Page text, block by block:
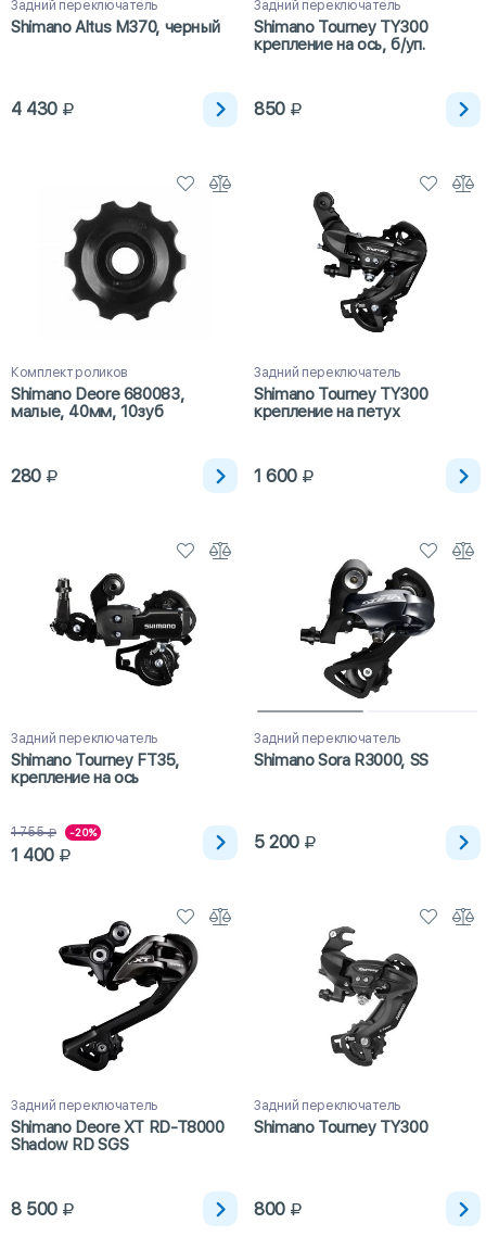
Задний переключатель
Shimano Altus M370, черный
4 430
Задний переключатель
Shimano Tourney TY300
крепление на ось, б/уп.
850
Комплект роликов
Shimano Deore 680083,
малые, 40мм, 10зуб
280
Задний переключатель
Shimano Tourney TY300
крепление на петух
1 600
Задний переключатель
Shimano Tourney FT35,
крепление на ось
1 755 -20%
1 400
Задний переключатель
Shimano Sora R3000, SS
5 200
Задний переключатель
Shimano Deore XT RD-T8000
Shadow RD SGS
8 500
Задний переключатель
Shimano Tourney TY300
800